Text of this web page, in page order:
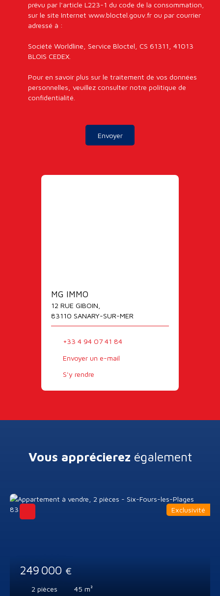
prévu par l'article L223-1 du code de la consommation,
sur le site Internet www.bloctel.gouv.fr ou par courrier
adressé à :
Société Worldline, Service Bloctel, CS 61311, 41013
BLOIS CEDEX.
Pour en savoir plus sur le traitement de vos données
personnelles, veuillez consulter notre politique de
confidentialité
Envoyer
MG IMMO
12 RUE GIBOIN,
83110 SANARY-SUR-MER
+33 4 94 07 41 84
Envoyer un e-mail
S'y rendre
Vous apprécierez également
249 000 €
2 pièces 45 m²
Exclusivité